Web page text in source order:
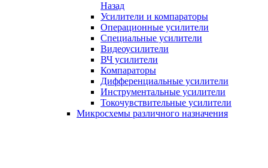
Назад
Усилители и компараторы
Операционные усилители
Специальные усилители
Видеоусилители
ВЧ усилители
Компараторы
Дифференциальные усилители
Инструментальные усилители
Токочувствительные усилители
Микросхемы различного назначения